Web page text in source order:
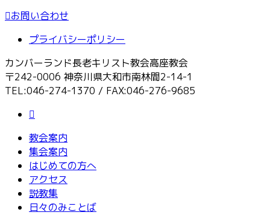
お問い合わせ
プライバシーポリシー
カンバーランド長老キリスト教会高座教会
〒242-0006 神奈川県大和市南林間2-14-1
TEL:046-274-1370 / FAX:046-276-9685
教会案内
集会案内
はじめての方へ
アクセス
説教集
日々のみことば